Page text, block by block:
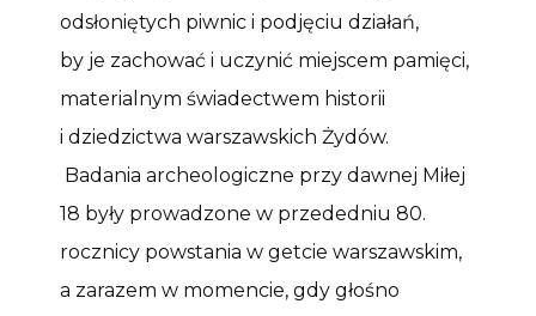
odsłoniętych piwnic i podjęciu działań,
by je zachować i uczynić miejscem pamięci,
materialnym świadectwem historii
i dziedzictwa warszawskich Żydów.
Badania archeologiczne przy dawnej Miłej
18 były prowadzone w przededniu 80.
rocznicy powstania w getcie warszawskim,
a zarazem w momencie, gdy głośno